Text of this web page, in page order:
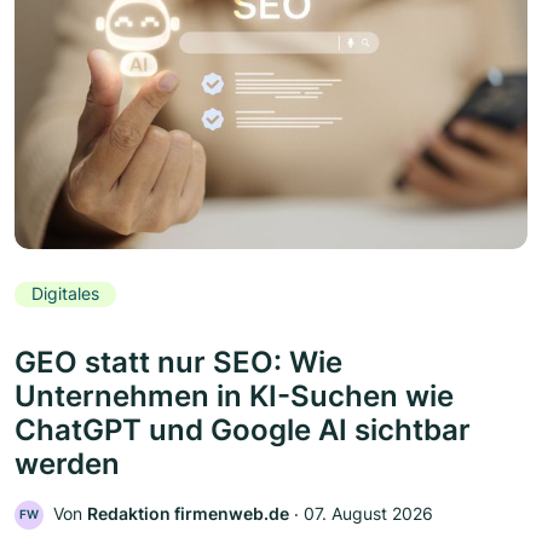
Digitales
GEO statt nur SEO: Wie
Unternehmen in KI-Suchen wie
ChatGPT und Google AI sichtbar
werden
FW Von Redaktion firmenweb.de ‧ 07. August 2026